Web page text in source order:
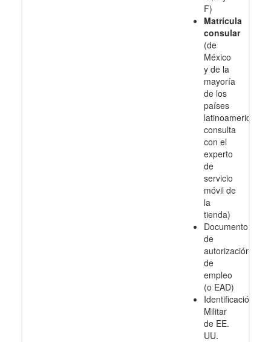
F)
Matrícula
consular
(de
México
y de la
mayoría
de los
países
latinoamericanos,
consulta
con el
experto
de
servicio
móvil de
la
tienda)
Documento
de
autorización
de
empleo
(o EAD)
Identificación
Militar
de EE.
UU.